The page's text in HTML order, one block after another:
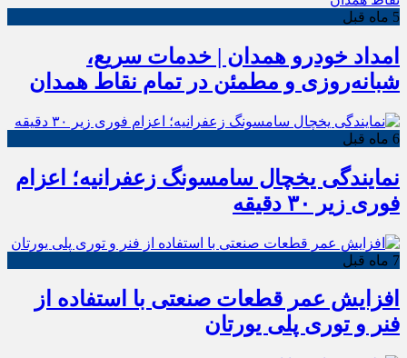
5 ماه قبل
امداد خودرو همدان | خدمات سریع،
شبانه‌روزی و مطمئن در تمام نقاط همدان
6 ماه قبل
نمایندگی یخچال سامسونگ زعفرانیه؛ اعزام
فوری زیر ۳۰ دقیقه
7 ماه قبل
افزایش عمر قطعات صنعتی با استفاده از
فنر و توری پلی یورتان